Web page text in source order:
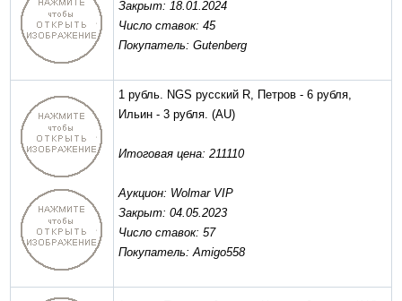
Закрыт: 18.01.2024
Число ставок: 45
Покупатель: Gutenberg
1 рубль. NGS русский R, Петров - 6 рубля,
Ильин - 3 рубля. (AU)
Итоговая цена: 211110
Аукцион: Wolmar VIP
Закрыт: 04.05.2023
Число ставок: 57
Покупатель: Amigo558